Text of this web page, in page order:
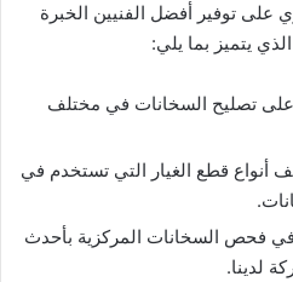
توفير أفضل الفنيين الخبرة
يتميز بما يلي:
على تصليح السخانات في مختلف
أنواع قطع الغيار التي تستخدم في
في فحص السخانات المركزية بأحدث
لدينا.